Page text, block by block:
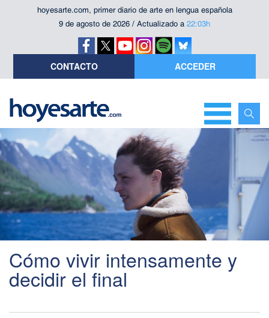
hoyesarte.com, primer diario de arte en lengua española
9 de agosto de 2026 / Actualizado a 22:03h
CONTACTO ACCEDER
Cómo vivir intensamente y
decidir el final